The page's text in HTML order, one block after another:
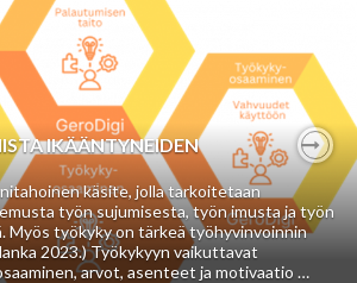
IKÄÄNTYNEIDEN
käsite, jolla tarkoitetaan
työn sujumisesta, työn imusta ja työn
Myös työkyky on tärkeä työhyvinvoinnin
2023.) Työkykyyn vaikuttavat
arvot, asenteet ja motivaatio …